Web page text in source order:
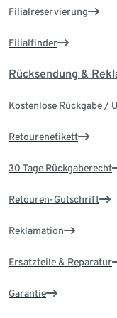
Filialreservierung
Filialfinder
Rücksendung &
Kostenlose Rückgabe /
Retourenetikett
30 Tage Rückgaberecht
Retouren-Gutschrift
Reklamation
Ersatzteile & Reparatur
Garantie